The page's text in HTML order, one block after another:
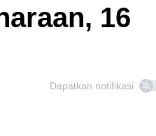
16
Dapatkan notifikasi